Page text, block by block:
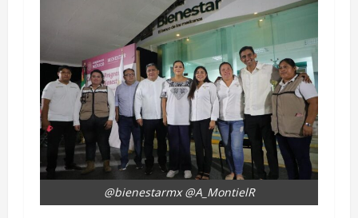
@bienestarmx @A_MontielR